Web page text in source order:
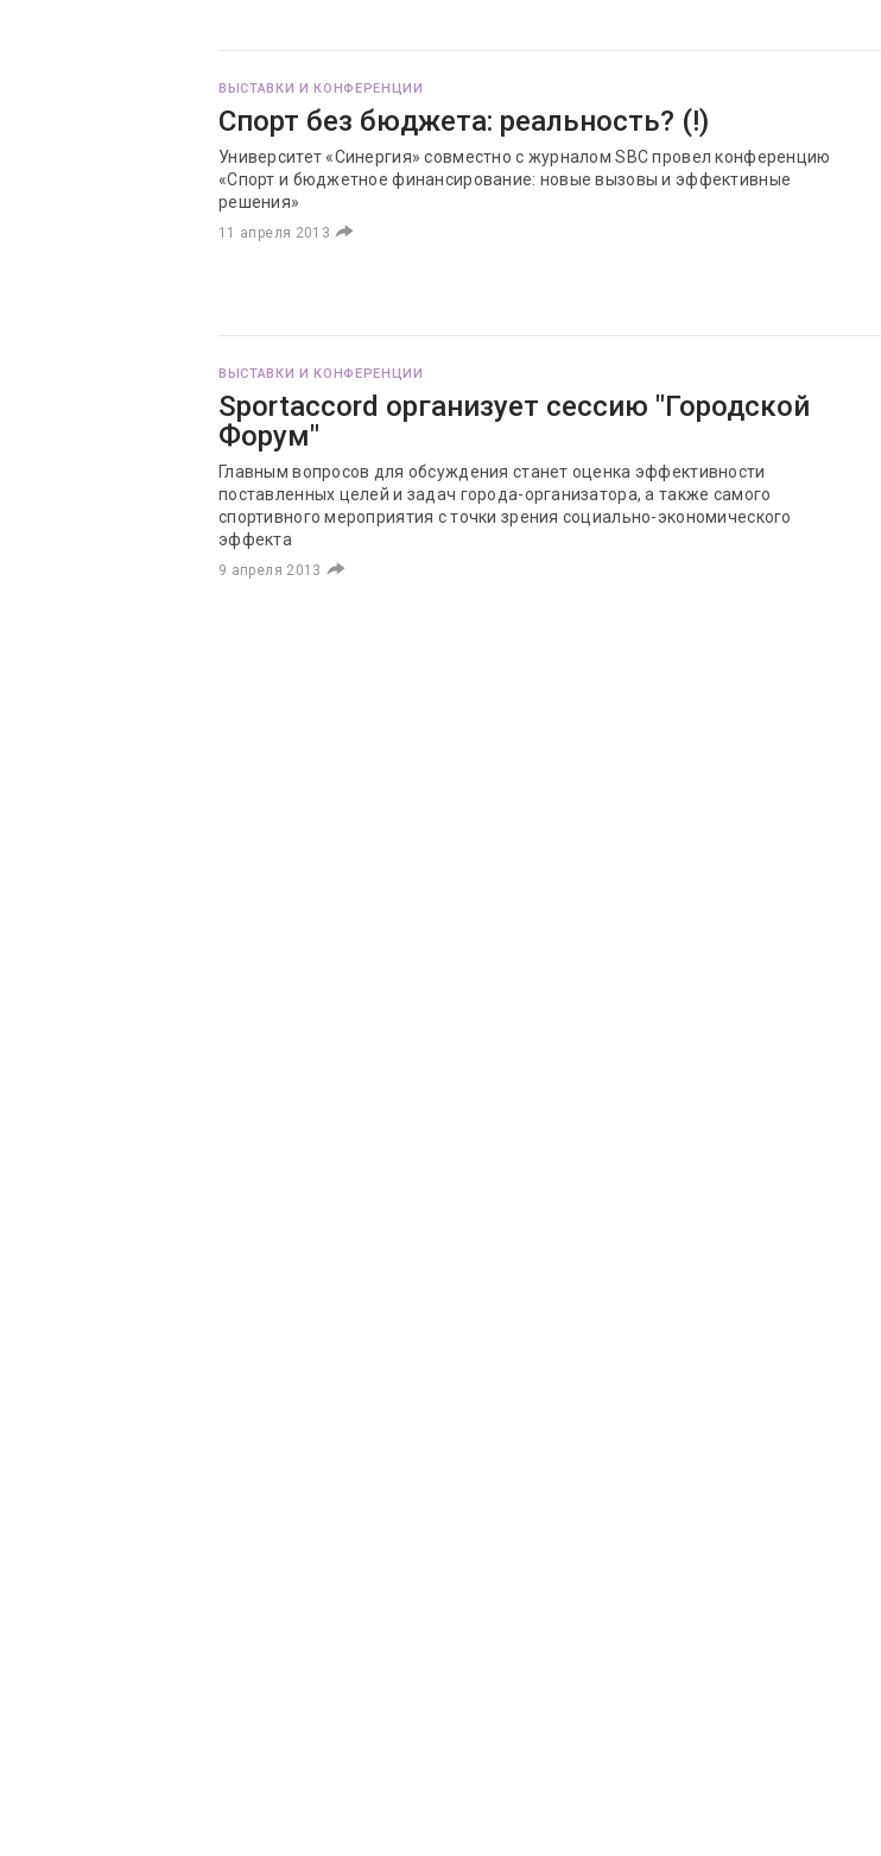
ВЫСТАВКИ И КОНФЕРЕНЦИИ
Спорт без бюджета: реальность? (!)
Университет «Синергия» совместно с журналом SBC провел конференцию
«Спорт и бюджетное финансирование: новые вызовы и эффективные
решения»
11 апреля 2013
ВЫСТАВКИ И КОНФЕРЕНЦИИ
Sportaccord организует сессию "Городской
Форум"
Главным вопросов для обсуждения станет оценка эффективности
поставленных целей и задач города-организатора, а также самого
спортивного мероприятия с точки зрения социально-экономического
эффекта
9 апреля 2013